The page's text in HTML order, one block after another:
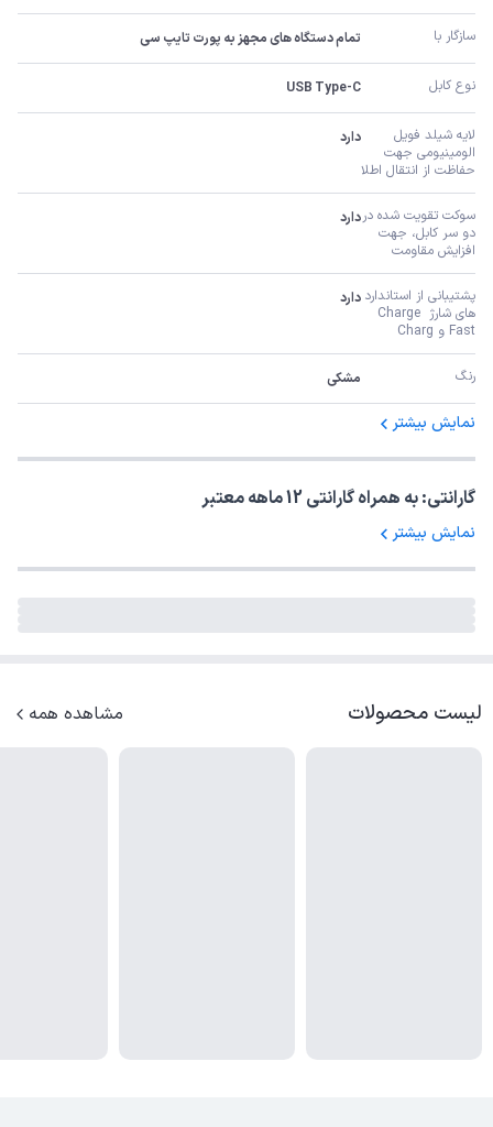
سازگار با تمام دستگاه های مجهز به پورت تایپ سی
نوع کابل USB Type-C
حفاظت از انتقال اطلا
دارد
سوکت تقویت شده در
افزایش مقاومت
دارد
پشتیبانی از استاندارد
های شارژ Charge
Fast و Charg
دارد
رنگ مشکی
نمایش بیشتر
گارانتی: به همراه گارانتی 12 ماهه معتبر
نمایش بیشتر
لیست محصولات مشاهده همه